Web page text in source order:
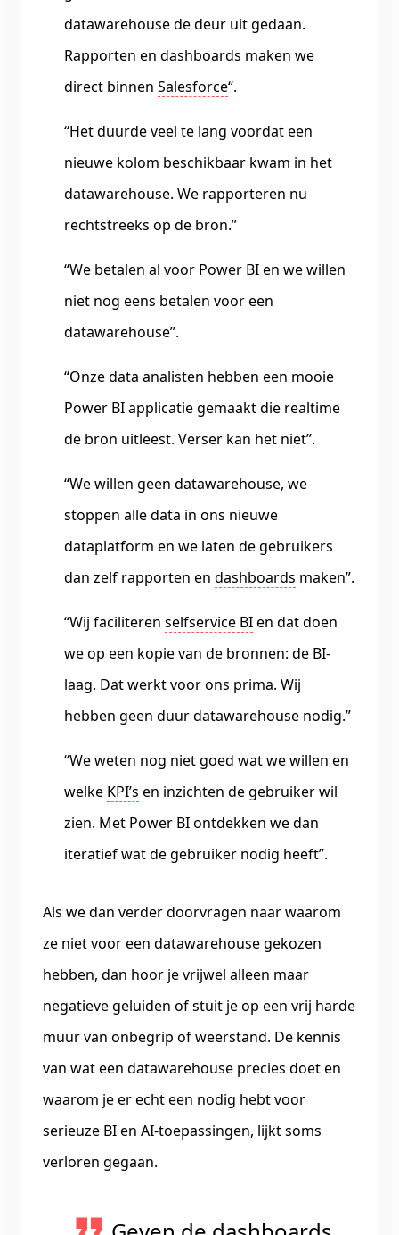
datawarehouse de deur uit gedaan.
Rapporten en dashboards maken we
direct binnenSalesforce“.
“Het duurde veel te lang voordat een
nieuwe kolom beschikbaar kwam in het
datawarehouse. We rapporteren nu
rechtstreeks op de bron.”
“We betalen al voor Power BI en we willen
niet nog eens betalen voor een
datawarehouse”.
“Onze data analisten hebben een mooie
Power BI applicatie gemaakt die realtime
de bron uitleest. Verser kan het niet”.
“We willen geen datawarehouse, we
stoppen alle data in ons nieuwe
dataplatform en we laten de gebruikers
dan zelf rapporten endashboards maken”.
“Wij faciliterenselfservice BIen dat doen
we op een kopie van de bronnen: de BI-
laag. Dat werkt voor ons prima. Wij
hebben geen duur datawarehouse nodig.”
“We weten nog niet goed wat we willen en
welke KPI’s en inzichten de gebruiker wil
zien. Met Power BI ontdekken we dan
iteratief wat de gebruiker nodig heeft”.
Als we dan verder doorvragen naar waarom
ze niet voor een datawarehouse gekozen
hebben, dan hoor je vrijwel alleen maar
negatieve geluiden of stuit je op een vrij harde
muur van onbegrip of weerstand. De kennis
van wat een datawarehouse precies doet en
waarom je er echt een nodig hebt voor
serieuze BI en AI-toepassingen, lijkt soms
verloren gegaan.